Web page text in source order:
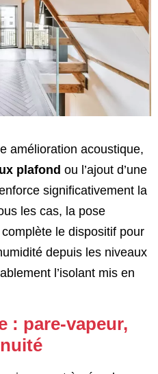
amélioration acoustique,
plafond ou l’ajout d’une
significativement la
les cas, la pose
complète le dispositif pour
depuis les niveaux
l’isolant mis en
: pare-vapeur,